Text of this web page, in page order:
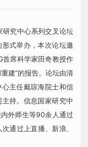
究中心系列交叉论坛
形式举办，本次论坛邀
首席科学家田奇教授作
建”的报告。论坛由清
主任戴琼海院士和信
持。信息国家研究中
外师生等90余人通过
通过上直播、新浪、